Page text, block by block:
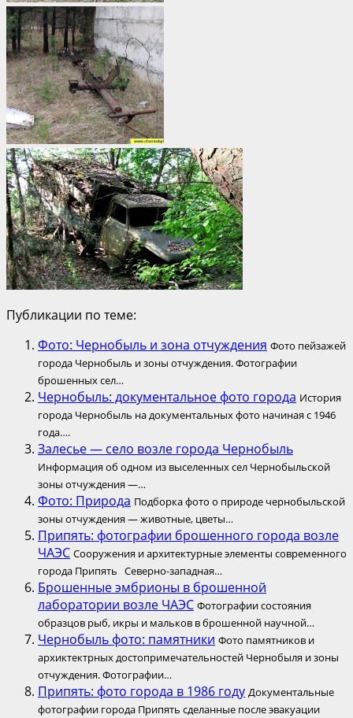
Публикации по теме:
Фото: Чернобыль и зона отчуждения Фото пейзажей
города Чернобыль и зоны отчуждения. Фотографии
брошенных сел…
Чернобыль: документальное фото города История
города Чернобыль на документальных фото начиная с 1946
года….
Залесье — село возле города Чернобыль
Информация об одном из выселенных сел Чернобыльской
зоны отчуждения —…
Фото: Природа Подборка фото о природе чернобыльской
зоны отчуждения — животные, цветы…
Припять: фотографии брошенного города возле
ЧАЭС Сооружения и архитектурные элементы современного
города Припять Северно-западная…
Брошенные эмбрионы в брошенной
лаборатории возле ЧАЭС Фотографии состояния
образцов рыб, икры и мальков в брошенной научной…
Чернобыль фото: памятники Фото памятников и
архиктектрных достопримечательностей Чернобыля и зоны
отчуждения. Фотографии…
Припять: фото города в 1986 году Документальные
фотографии города Припять сделанные после эвакуации